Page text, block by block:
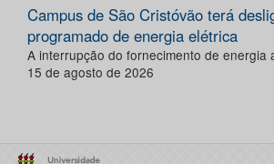
Campus de São Cristóvão terá
programado de energia elétrica
A interrupção do fornecimento de energia
15 de agosto de 2026